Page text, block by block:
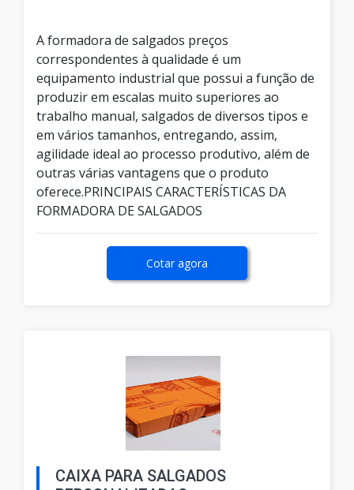
A formadora de salgados preços
correspondentes à qualidade é um
equipamento industrial que possui a função de
produzir em escalas muito superiores ao
trabalho manual, salgados de diversos tipos e
em vários tamanhos, entregando, assim,
agilidade ideal ao processo produtivo, além de
outras várias vantagens que o produto
oferece.PRINCIPAIS CARACTERÍSTICAS DA
FORMADORA DE SALGADOS
Cotar agora
CAIXA PARA SALGADOS